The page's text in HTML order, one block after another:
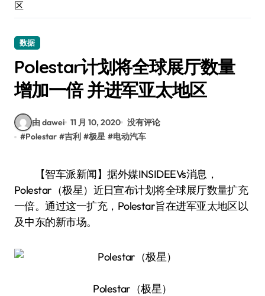
区
数据
Polestar计划将全球展厅数量
增加一倍 并进军亚太地区
由 dawei 11 月 10, 2020 没有评论
#Polestar #吉利 #极星 #电动汽车
【智车派新闻】据外媒INSIDEEVs消息，
Polestar（极星）近日宣布计划将全球展厅数量扩充
一倍。通过这一扩充，Polestar旨在进军亚太地区以
及中东的新市场。
Polestar（极星）